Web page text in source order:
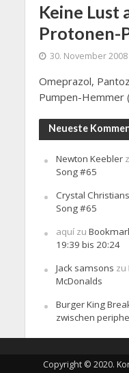
Keine Lust
Protonen-
30. November 2008
Omeprazol,
Pumpen-Hemmer
Neueste
Newton Keebler
Song #65
Crystal
Song #65
aquízu
19:39 bis 20:24
Jack samsons zu
McDonalds
Burger King
zwischen
Copyright © 2020.